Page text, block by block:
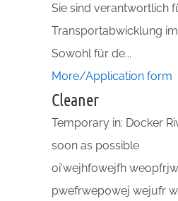
Sie sind verantwortlich
Transportabwicklung
Sowohl für de...
More/Application form
Cleaner
Temporary in: Docker
soon as possible
oi'wejhfowejfh
pwefrwep0wej wejufr